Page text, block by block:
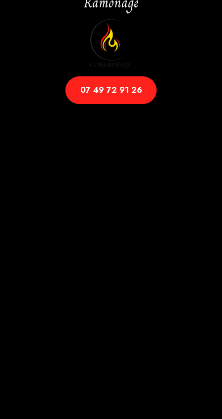
07 49 72 91 26